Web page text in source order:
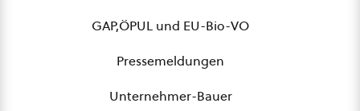
GAP,ÖPUL und EU-Bio-VO
Pressemeldungen
Unternehmer-Bauer